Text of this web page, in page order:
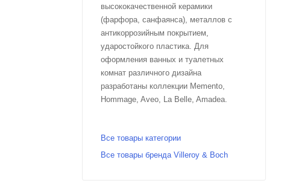
высококачественной керамики
(фарфора, санфаянса), металлов с
антикоррозийным покрытием,
ударостойкого пластика. Для
оформления ванных и туалетных
комнат различного дизайна
разработаны коллекции Memento,
Hommage, Aveo, La Belle, Amadea.
Все товары категории
Все товары бренда Villeroy & Boch